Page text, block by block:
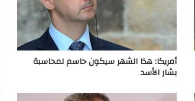
أمريكا: هذا الشهر سيكون حاسم لمحاسبة
بشار الأسد